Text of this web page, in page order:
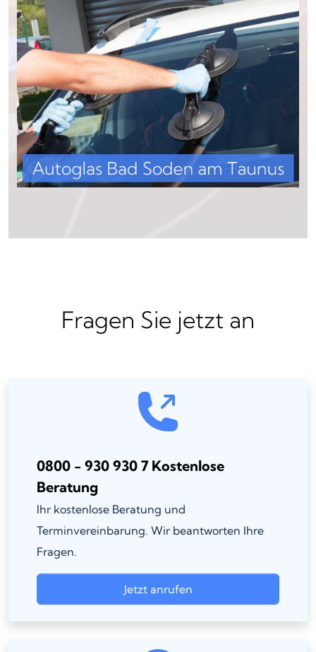
Fragen Sie jetzt an
0800 - 930 930 7 Kostenlose
Beratung
Ihr kostenlose Beratung und
Terminvereinbarung. Wir beantworten Ihre
Fragen.
Jetzt anrufen